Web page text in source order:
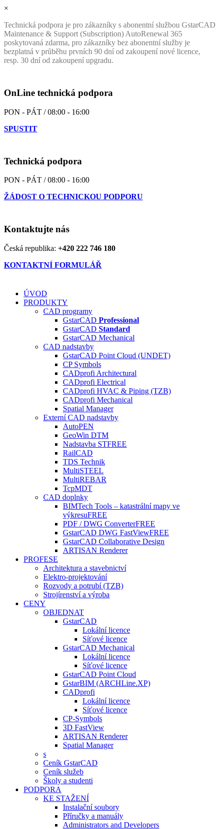
×
Technická podpora je pro zákazníky s abonentní službou GstarCAD
Maintenance & Support (Subscription) AutoRenewal 365
poskytovaná zdarma, pro zákazníky bez abonentní služby je
bezplatná v průběhu prvních 90 dní od zakoupení nové licence,
resp. 30 dní od zakoupení upgradu.
OnLine technická podpora
PON - PÁT / 08:00 - 16:00
SPUSTIT
Technická podpora
PON - PÁT / 08:00 - 16:00
ŽÁDOST O TECHNICKOU PODPORU
Kontaktujte nás
Česká republika: +420 222 746 180
KONTAKTNÍ FORMULÁŘ
ÚVOD
PRODUKTY
CAD programy
GstarCAD Professional
GstarCAD Standard
GstarCAD Mechanical
CAD nadstavby
GstarCAD Point Cloud (UNDET)
CP Symbols
CADprofi Architectural
CADprofi Electrical
CADprofi HVAC & Piping (TZB)
CADprofi Mechanical
Spatial Manager
Externí CAD nadstavby
AutoPEN
GeoWin DTM
Nadstavba STFREE
RailCAD
TDS Technik
MultiSTEEL
MultiREBAR
TcpMDT
CAD doplnky
BIMTech Tools – katastrální mapy ve
výkresuFREE
PDF / DWG ConverterFREE
GstarCAD DWG FastViewFREE
GstarCAD Collaborative Design
ARTISAN Renderer
PROFESE
Architektura a stavebnictví
Elektro-projektování
Rozvody a potrubí (TZB)
Strojírenství a výroba
CENY
OBJEDNAT
GstarCAD
Lokální licence
Síťové licence
GstarCAD Mechanical
Lokální licence
Síťové licence
GstarCAD Point Cloud
GstarBIM (ARCHLine.XP)
CADprofi
Lokální licence
Síťové licence
CP-Symbols
3D FastView
ARTISAN Renderer
Spatial Manager
s
Ceník GstarCAD
Ceník služeb
Školy a studenti
PODPORA
KE STAŽENÍ
Instalační soubory
Příručky a manuály
Administrators and Developers